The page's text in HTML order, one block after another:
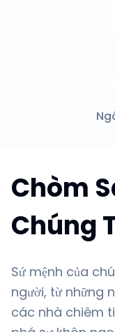
Chòm
Chúng
Sứ mệnh của
người, từ những
các nhà chiêm